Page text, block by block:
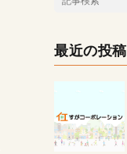
最近の投稿